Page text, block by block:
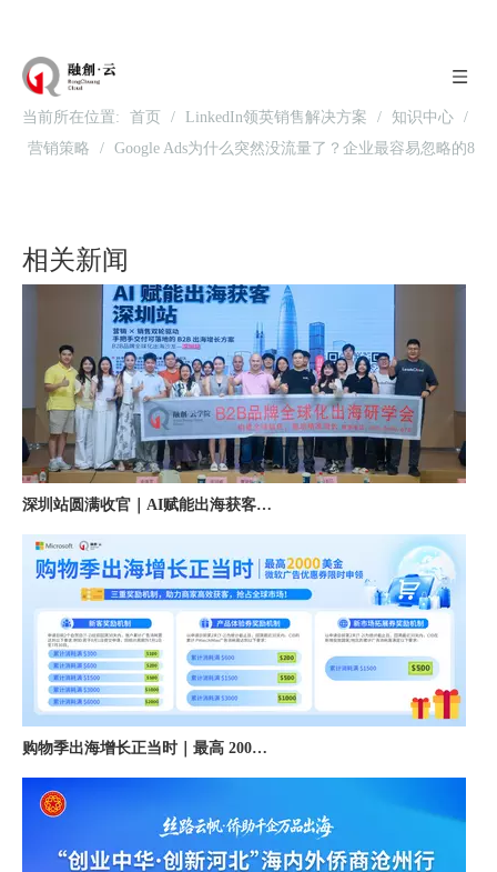
当前所在位置: 首页 / LinkedIn领英销售解决方案 / 知识中心 /
营销策略
/ Google Ads为什么突然没流量了？企业最容易忽略的8
相关新闻